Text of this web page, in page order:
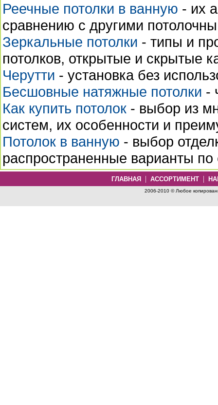
Реечные потолки в ванную - их
сравнению с другими
Зеркальные потолки - типы и
потолков, открытые и скрытые
Черутти - установка без
Бесшовные натяжные потолки -
Как купить потолок - выбор из
систем, их особенности и
Потолок в ванную - выбор
распространенные варианты
ГЛАВНАЯ | АССОРТИМЕНТ |
2006-2010 © Любое